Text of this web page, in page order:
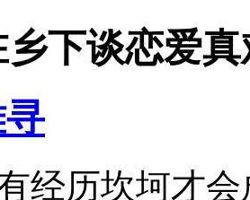
下谈恋爱
经历坎坷才